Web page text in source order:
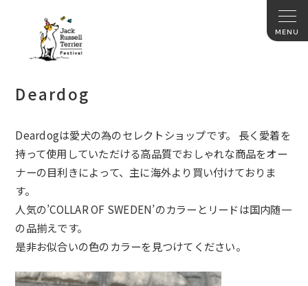
Deardog
Deardogは愛犬の為のセレクトショップです。 長く愛着を
持って使用していただける高品質でおしゃれな商品をオー
ナーの目利きによって、主に海外より買い付けておりま
す。
人気の’COLLAR OF SWEDEN’のカラーとリードは国内随一
の品揃えです。
是非お似合いの色のカラーを見つけてください。